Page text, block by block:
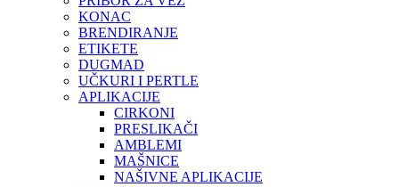
KONAC
BRENDIRANJE
ETIKETE
DUGMAD
UČKURI I PERTLE
APLIKACIJE
CIRKONI
PRESLIKAČI
AMBLEMI
MAŠNICE
NAŠIVNE APLIKACIJE